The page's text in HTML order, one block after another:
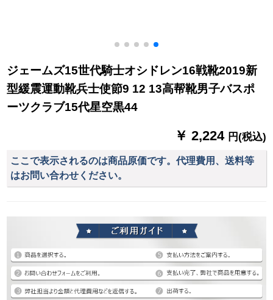
ジェームズ15世代騎士オシドレン16戦靴2019新
型緩震運動靴兵士使節9 12 13高帮靴男子バスポ
ーツクラブ15代星空黒44
￥ 2,224 円(税込)
ここで表示されるのは商品原価です。代理費用、送料等
はお問い合わせください。